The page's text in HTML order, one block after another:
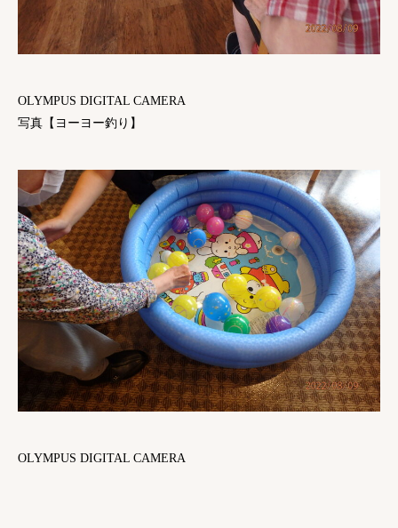
OLYMPUS DIGITAL CAMERA
写真【ヨーヨー釣り】
OLYMPUS DIGITAL CAMERA